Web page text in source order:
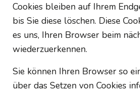
Cookies bleiben auf Ihrem
bis Sie diese löschen. Diese
es uns, Ihren Browser beim
wiederzuerkennen.
Sie können Ihren Browser so
über das Setzen von Cookies